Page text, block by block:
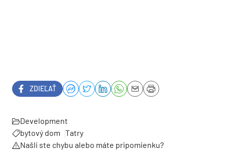
ZDIEĽAŤ
Development
bytový dom Tatry
Našli ste chybu alebo máte pripomienku?